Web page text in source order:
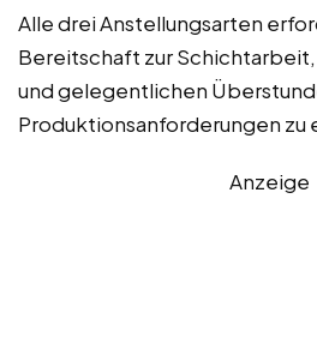
Alle drei Anstellungsarten
Bereitschaft zur
und gelegentlichen
Produktionsanforderungen zu
Anzeige